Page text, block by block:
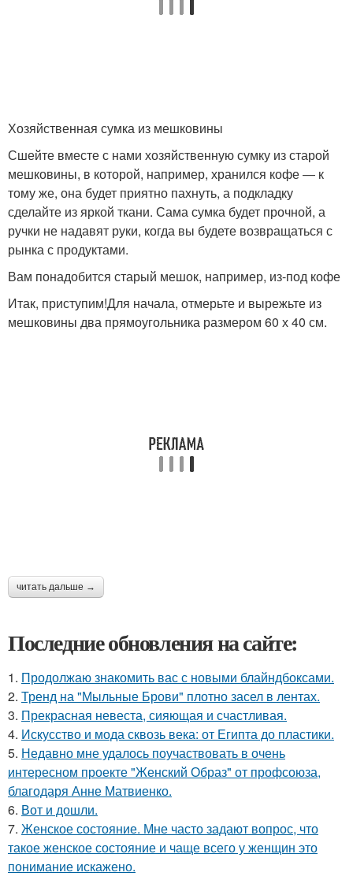
Хозяйственная сумка из мешковины
Сшейте вместе с нами хозяйственную сумку из старой
мешковины, в которой, например, хранился кофе — к
тому же, она будет приятно пахнуть, а подкладку
сделайте из яркой ткани. Сама сумка будет прочной, а
ручки не надавят руки, когда вы будете возвращаться с
рынка с продуктами.
Вам понадобится старый мешок, например, из-под кофе
Итак, приступим!Для начала, отмерьте и вырежьте из
мешковины два прямоугольника размером 60 х 40 см.
читать дальше →
Последние обновления на сайте:
1. Продолжаю знакомить вас с новыми блайндбоксами.
2. Тренд на "Мыльные Брови" плотно засел в лентах.
3. Прекрасная невеста, сияющая и счастливая.
4. Искусство и мода сквозь века: от Египта до пластики.
5. Недавно мне удалось поучаствовать в очень
интересном проекте "Женский Образ" от профсоюза,
благодаря Анне Матвиенко.
6. Вот и дошли.
7. Женское состояние. Мне часто задают вопрос, что
такое женское состояние и чаще всего у женщин это
понимание искажено.